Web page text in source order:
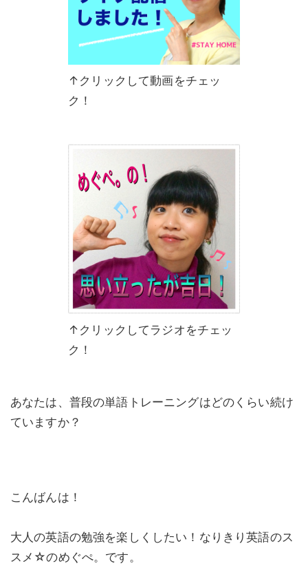
↑クリックして動画をチェッ
ク！
↑クリックしてラジオをチェッ
ク！
あなたは、普段の単語トレーニングはどのくらい続け
ていますか？
こんばんは！
大人の英語の勉強を楽しくしたい！なりきり英語のス
スメ☆のめぐぺ。です。